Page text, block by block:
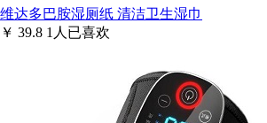
维达多巴胺湿厕纸 清洁卫生湿巾
￥ 39.8 1 人已喜欢